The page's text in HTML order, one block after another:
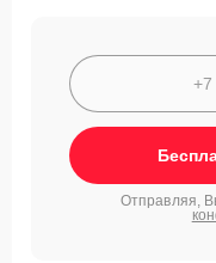
Отправляя,